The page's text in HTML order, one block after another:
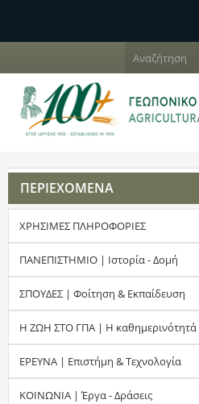
Φ
ό
μ
α
α
ν
α
ζ
ή
τ
ΠΕΡΙΕΧΟΜΕΝΑ
ΧΡΗΣΙΜΕΣ ΠΛΗΡΟΦΟΡΙΕΣ
ΠΑΝΕΠΙΣΤΗΜΙΟ | Ιστορία - Δομή
ΣΠΟΥΔΕΣ | Φοίτηση & Εκπαίδευση
Η ΖΩΗ ΣΤΟ ΓΠΑ | Η καθημερινότητά
ΕΡΕΥΝΑ | Επιστήμη & Τεχνολογία
ΚΟΙΝΩΝΙΑ | Έργα - Δράσεις